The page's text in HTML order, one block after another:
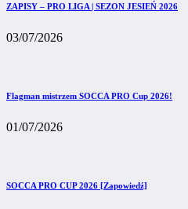
ZAPISY – PRO LIGA | SEZON JESIEŃ 2026
03/07/2026
Flagman mistrzem SOCCA PRO Cup 2026!
01/07/2026
SOCCA PRO CUP 2026 [Zapowiedź]